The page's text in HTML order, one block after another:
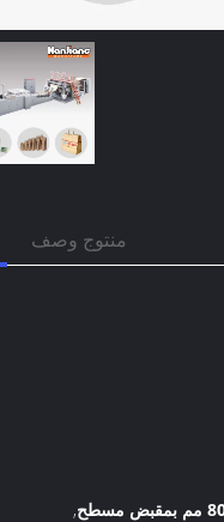
منتوج وصف
,